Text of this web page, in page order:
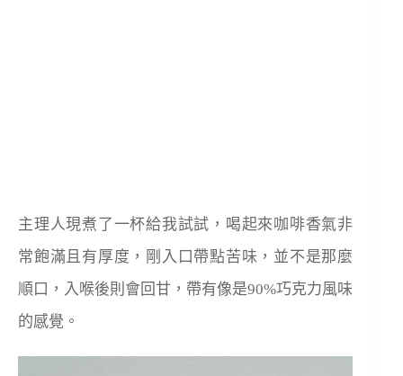
主理人現煮了一杯給我試試，喝起來咖啡香氣非
常飽滿且有厚度，剛入口帶點苦味，並不是那麼
順口，入喉後則會回甘，帶有像是90%巧克力風味
的感覺。